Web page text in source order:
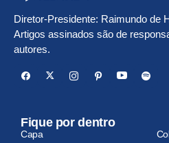
Diretor-Presidente: Raimundo de
Artigos assinados são de
autores.
Fique por dentro
Capa